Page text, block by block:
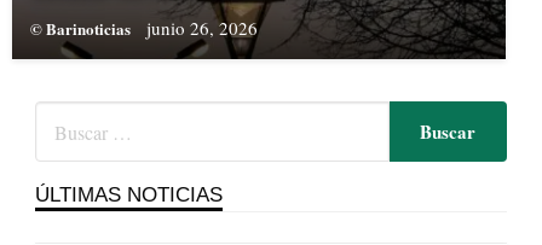
© Barinoticias junio 26, 2026
ÚLTIMAS NOTICIAS